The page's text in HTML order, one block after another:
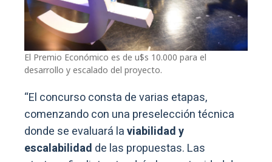
El Premio Económico es de u$s 10.000 para el
desarrollo y escalado del proyecto.
“El concurso consta de varias etapas,
comenzando con una preselección técnica
donde se evaluará laviabilidad y
escalabilidad de las propuestas. Las